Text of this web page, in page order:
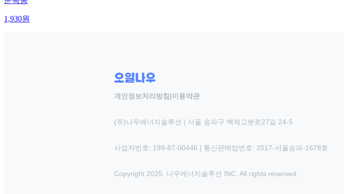
1,930원
개인정보처리방침|이용약관
(주)나우에너지솔루션 | 서울 송파구 백제고분로27길 24-5
사업자번호: 199-87-00446 | 통신판매업번호: 2017-서울송파-1678호
Copyright 2025. 나우에너지솔루션 INC. All rights reserved.